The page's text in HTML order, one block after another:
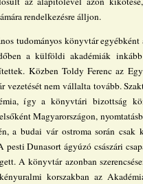
rendelkezésre álljon.
tudományos könyvtár egyébként
a külföldi akadémiák
Közben Toldy Ferenc az
nem vállalta tovább.
így a könyvtári bizottság
Magyarországon,
a budai vár ostroma során csak
Dunasort ágyúzó császári
A könyvtár azonban
korszakban az